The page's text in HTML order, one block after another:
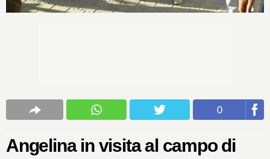
0
Angelina in visita al campo di